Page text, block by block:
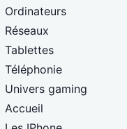
Ordinateurs
Réseaux
Tablettes
Téléphonie
Univers gaming
Accueil